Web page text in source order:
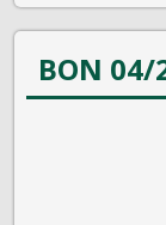
BON 04/